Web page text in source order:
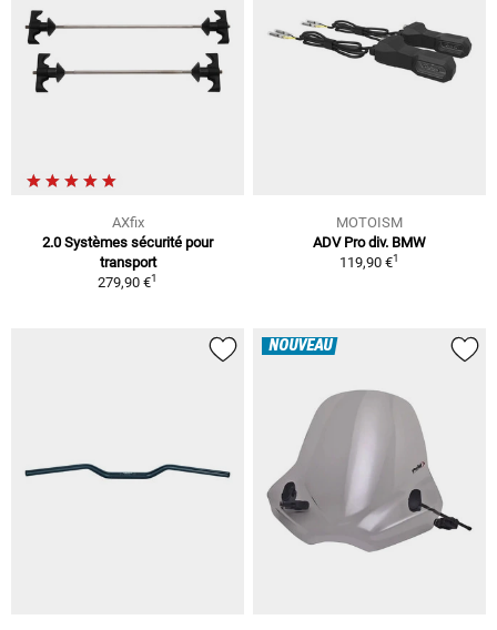
AXfix
2.0 Systèmes sécurité pour
transport
279,90 €1
MOTOISM
ADV Pro div. BMW
119,90 €1
NOUVEAU